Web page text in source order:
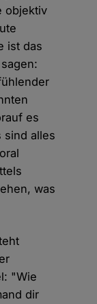
objektiv
ist das
es
sind alles
was
"Wie
dir